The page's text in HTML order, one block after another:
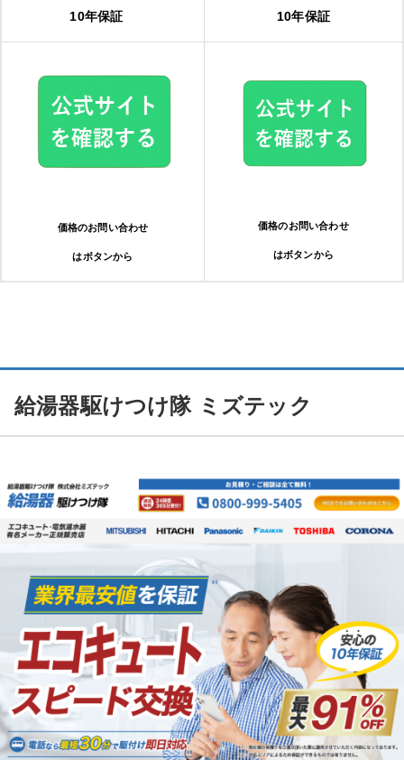
10年保証 10年保証
価格のお問い合わせ
はボタンから
価格のお問い合わせ
はボタンから
給湯器駆けつけ隊 ミズテック